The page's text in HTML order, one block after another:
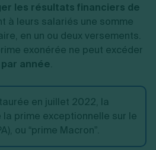
les résultats financiers de
à leurs salariés une somme
en un ou deux versements.
exonérée ne peut excéder
année.
en juillet 2022, la
la prime exceptionnelle sur le
ou “prime Macron”.